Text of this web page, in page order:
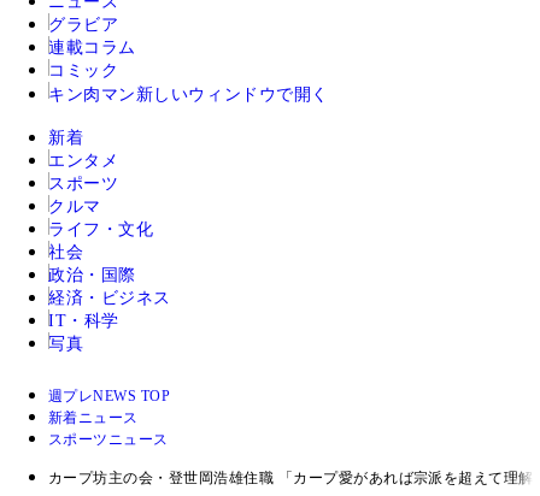
グラビア
連載コラム
コミック
キン肉マン 新しいウィンドウで開く
新着
エンタメ
スポーツ
クルマ
ライフ・文化
社会
政治・国際
経済・ビジネス
IT・科学
写真
週プレNEWS TOP
新着ニュース
スポーツニュース
カープ坊主の会・登世岡浩雄住職 「カープ愛があれば宗派を超えて理解